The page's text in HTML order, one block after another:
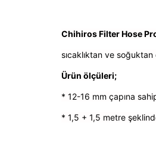
Chihiros Filter Hose
sıcaklıktan ve
Ürün ölçüleri;
* 12-16 mm çapına
* 1,5 + 1,5 metre